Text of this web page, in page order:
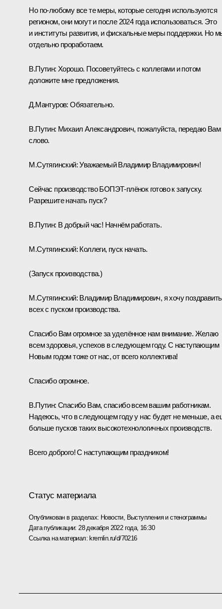
Но по-любому все те меры, которые сегодня используются
регионом, они могут и после 2024 года использоваться. Это
и институты развития, и фискальные меры поддержки. Но
отдельно проработаем.
В.Путин: Хорошо. Посоветуйтесь с коллегами и потом
доложите мне предложения.
Д.Мантуров: Обязательно.
В.Путин: Михаил Александрович, пожалуйста, передаю Вам
слово.
М.Сутягинский:Уважаемый Владимир Владимирович!
Сейчас производство БОПЭТ-плёнок готово к запуску.
Разрешите начать пуск?
В.Путин: В добрый час! Начнём работать.
М.Сутягинский: Коллеги, пуск начать.
(Запуск производства.)
М.Сутягинский: Владимир Владимирович, я хочу поздравить
всех с пуском производства.
Спасибо Вам огромное за уделённое нам внимание. Желаю
всем здоровья, успехов в следующем году. С наступающим
Новым годом тоже от нас, от всего коллектива!
Спасибо огромное.
В.Путин: Спасибо Вам, спасибо всем вашим работникам.
Надеюсь, что в следующем году у нас будет не меньше, а
больше пусков таких высокотехнологичных производств.
Всего доброго! С наступающим праздником!
Статус материала
Опубликован в разделах: Новости, Выступления и стенограммы
Дата публикации: 28 декабря 2022 года, 16:30
Ссылка на материал: kremlin.ru/d/70216